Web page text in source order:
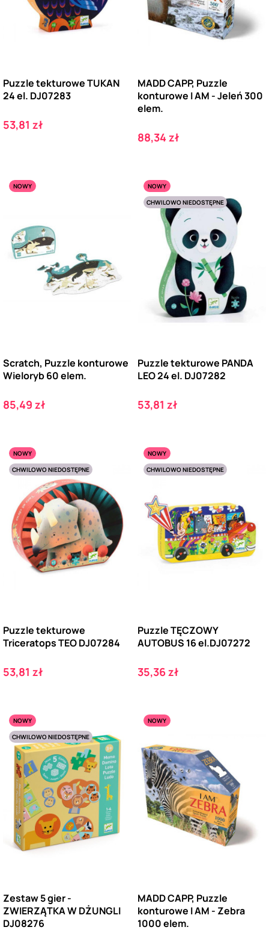
Puzzle tekturowe TUKAN
24 el. DJ07283
Cena
53,81 zł
MADD CAPP, Puzzle
konturowe I AM - Jeleń 300
elem.
Cena
88,34 zł
NOWY
Scratch, Puzzle konturowe
Wieloryb 60 elem.
Cena
85,49 zł
NOWY
CHWILOWO NIEDOSTĘPNE
Puzzle tekturowe PANDA
LEO 24 el. DJ07282
Cena
53,81 zł
NOWY
CHWILOWO NIEDOSTĘPNE
Puzzle tekturowe
Triceratops TEO DJ07284
Cena
53,81 zł
NOWY
CHWILOWO NIEDOSTĘPNE
Puzzle TĘCZOWY
AUTOBUS 16 el.DJ07272
Cena
35,36 zł
NOWY
CHWILOWO NIEDOSTĘPNE
Zestaw 5 gier -
ZWIERZĄTKA W DŻUNGLI
DJ08276
NOWY
MADD CAPP, Puzzle
konturowe I AM - Zebra
1000 elem.